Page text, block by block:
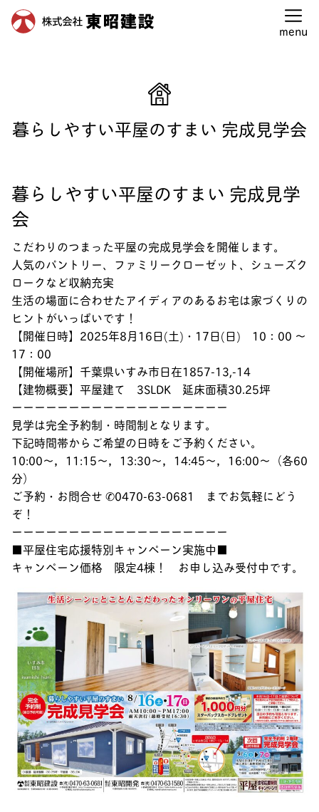
menu
東昭建設建設トップ
暮らしやすい平屋のすまい 完
成見学会
暮らしやすい平屋のすまい 完成見学会
暮らしやすい平屋のすまい 完成見学
会
こだわりのつまった平屋の完成見学会を開催します。
人気のパントリー、ファミリークローゼット、シューズク
ロークなど収納充実
生活の場面に合わせたアイディアのあるお宅は家づくりの
ヒントがいっぱいです！
【開催日時】2025年8月16日(土)・17日(日) 10：00 ～
17：00
【開催場所】千葉県いすみ市日在1857-13,-14
【建物概要】平屋建て 3SLDK 延床面積30.25坪
ーーーーーーーーーーーーーーーーーーー
見学は完全予約制・時間制となります。
下記時間帯からご希望の日時をご予約ください。
10:00～，11:15～，13:30～，14:45～，16:00～（各60
分）
ご予約・お問合せ ✆0470-63-0681 までお気軽にどう
ぞ！
ーーーーーーーーーーーーーーーーーーー
■平屋住宅応援特別キャンペーン実施中■
キャンペーン価格 限定4棟！ お申し込み受付中です。